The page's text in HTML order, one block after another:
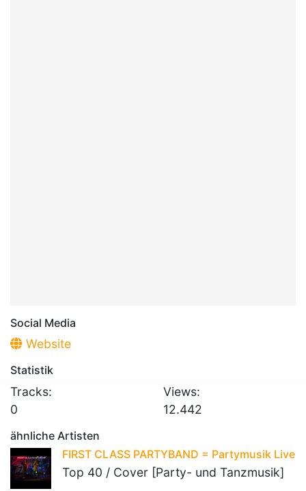
Social Media
Website
Statistik
Tracks:
0
Views:
12.442
ähnliche Artisten
FIRST CLASS PARTYBAND = Partymusik Live
Top 40 / Cover [Party- und Tanzmusik]